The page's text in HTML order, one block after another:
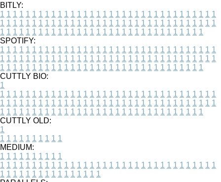
BITLY:
1 1 1 1 1 1 1 1 1 1 1 1 1 1 1 1 1 1 1 1 1 1 1 1 1 1 1 1 1 1 1 1 1 1
1 1 1 1 1 1 1 1 1 1 1 1 1 1 1 1 1 1 1 1 1 1 1 1 1 1 1 1 1 1 1 1 1 1
1 1 1 1 1 1 1 1 1 1 1 1 1 1 1 1 1 1 1 1 1 1 1 1 1 1 1 1 1 1 1 1
SPOTIFY:
1 1 1 1 1 1 1 1 1 1 1 1 1 1 1 1 1 1 1 1 1 1 1 1 1 1 1 1 1 1 1 1 1 1
1 1 1 1 1 1 1 1 1 1 1 1 1 1 1 1 1 1 1 1 1 1 1 1 1 1 1 1 1 1 1 1 1 1
1 1 1 1 1 1 1 1 1 1 1 1 1 1 1 1 1 1 1 1 1 1 1 1 1 1 1 1 1 1 1 1
CUTTLY BIO:
1
1 1 1 1 1 1 1 1 1 1 1 1 1 1 1 1 1 1 1 1 1 1 1 1 1 1 1 1 1 1 1 1 1 1
1 1 1 1 1 1 1 1 1 1 1 1 1 1 1 1 1 1 1 1 1 1 1 1 1 1 1 1 1 1 1 1 1 1
1 1 1 1 1 1 1 1 1 1 1 1 1 1 1 1 1 1 1 1 1 1 1 1 1 1 1 1 1 1 1 1
CUTTLY OLD:
1
1 1 1 1 1 1 1 1 1 1
MEDIUM:
1 1 1 1 1 1 1 1 1 1
1 1 1 1 1 1 1 1 1 1 1 1 1 1 1 1 1 1 1 1 1 1 1 1 1 1 1 1 1 1 1 1 1 1
1 1 1 1 1 1 1 1 1 1 1 1 1 1 1 1